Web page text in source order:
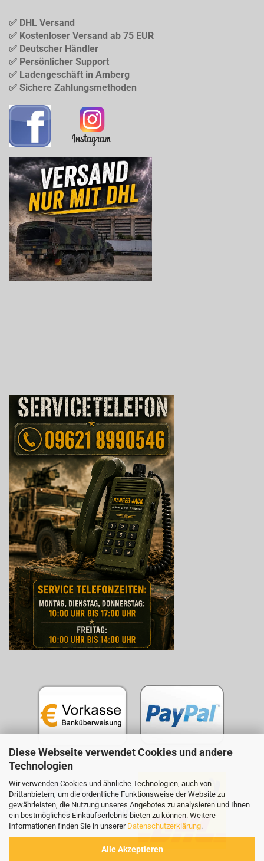
Diese Webseite verwendet Cookies und andere
Technologien
Wir verwenden Cookies und ähnliche Technologien, auch von
Drittanbietern, um die ordentliche Funktionsweise der Website zu
gewährleisten, die Nutzung unseres Angebotes zu analysieren und Ihnen
ein bestmögliches Einkaufserlebnis bieten zu können. Weitere
Informationen finden Sie in unserer Datenschutzerklärung.
Alle Akzeptieren
✅ DHL Versand
✅ Kostenloser Versand ab 75 EUR
✅ Deutscher Händler
✅ Persönlicher Support
✅ Ladengeschäft in Amberg
✅ Sichere Zahlungsmethoden